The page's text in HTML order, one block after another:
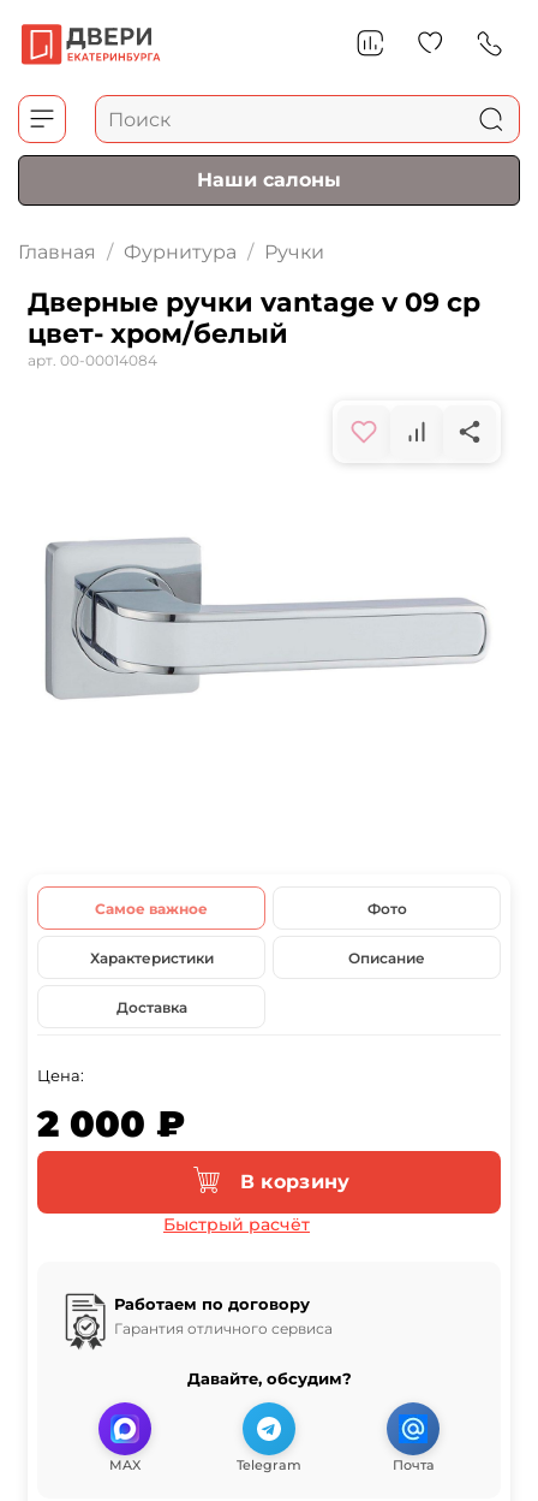
Наши салоны
Главная Фурнитура Ручки
Дверные ручки vantage v 09 cp
цвет- хром/белый
арт. 00-00014084
Самое важное Фото
Характеристики Описание
Доставка
Цена:
2 000 ₽
В корзину
Быстрый расчёт
Работаем по договору
Гарантия отличного сервиса
Давайте, обсудим?
MAX Telegram Почта